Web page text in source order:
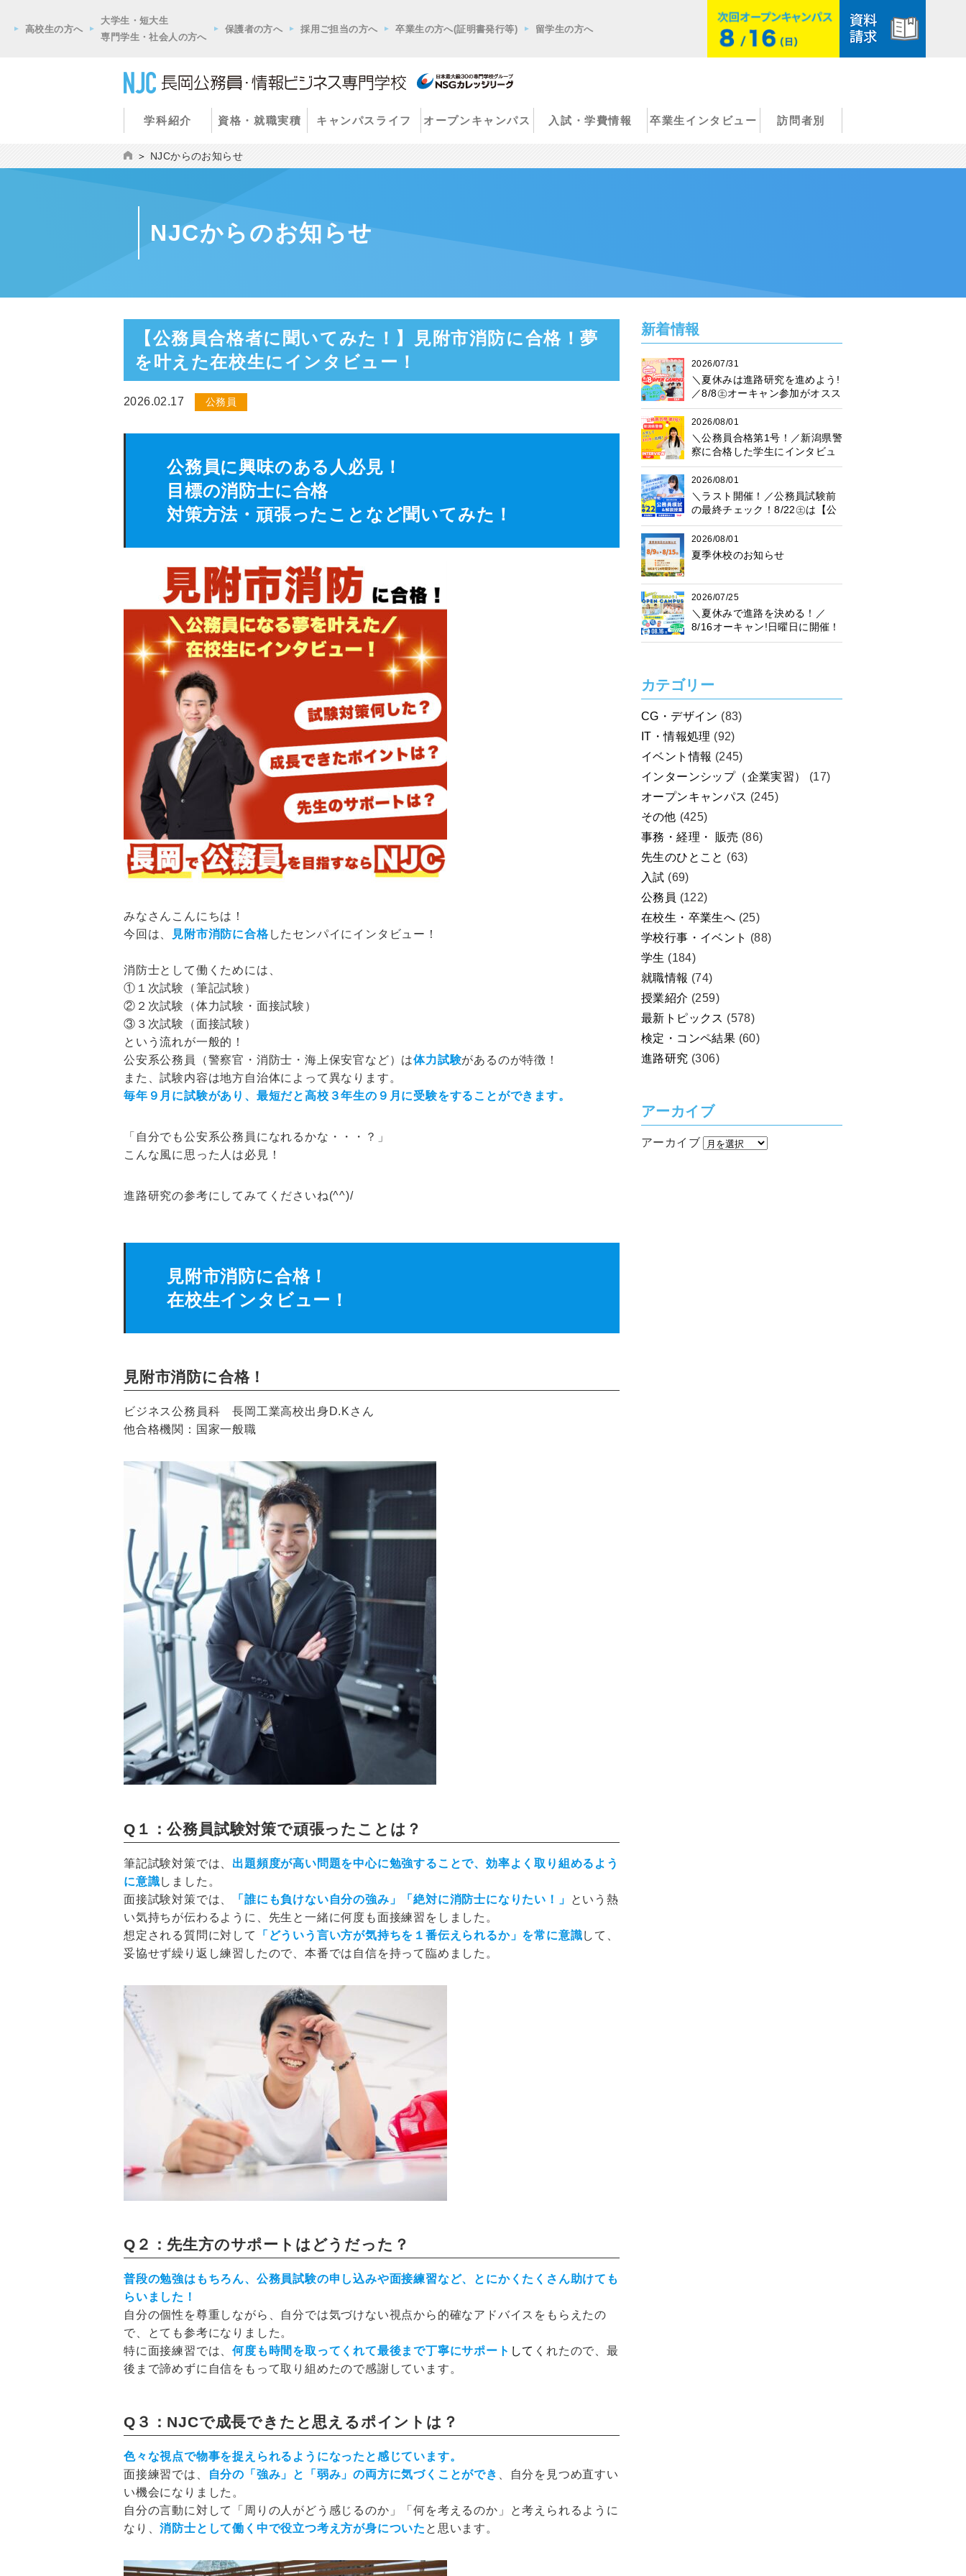
高校生の方へ
大学生・短大生
専門学生・社会人の方へ
保護者の方へ 採用ご担当の方へ 卒業生の方へ(証明書発行等) 留学生の方へ
学科紹介 資格・就職実積 キャンパスライフ オープンキャンパス 入試・学費情報 卒業生インタビュー 訪問者別
NJCからのお知らせ
NJCからのお知らせ
【公務員合格者に聞いてみた！】見附市消防に合格！夢
を叶えた在校生にインタビュー！
2026.02.17 公務員
公務員に興味のある人必見！
目標の消防士に合格
対策方法・頑張ったことなど聞いてみた！
みなさんこんにちは！
今回は、
見附市消防に合格したセンパイにインタビュー！
消防士として働くためには、
①１次試験（筆記試験）
②２次試験（体力試験・面接試験）
③３次試験（面接試験）
という流れが一般的！
公安系公務員（警察官・消防士・海上保安官など）は体力試験があるのが特徴！
また、試験内容は地方自治体によって異なります。
毎年９月に試験があり、最短だと高校３年生の９月に受験をすることができます。
「自分でも公安系公務員になれるかな・・・？」
こんな風に思った人は必見！
進路研究の参考にしてみてくださいね(^^)/
見附市消防に合格！
在校生インタビュー！
見附市消防に合格！
ビジネス公務員科 長岡工業高校出身D.Kさん
他合格機関：国家一般職
Q１：公務員試験対策で頑張ったことは？
筆記試験対策では、 出題頻度が高い問題を中心に勉強することで、効率よく取り組めるよう
に意識しました。
面接試験対策では、
「誰にも負けない自分の強み」「絶対に消防士になりたい！」
という熱
い気持ちが伝わるように、先生と一緒に何度も面接練習をしました。
想定される質問に対して
「どういう言い方が気持ちを１番伝えられるか」を常に意識して、
妥協せず繰り返し練習したので、本番では自信を持って臨めました。
Q２：先生方のサポートはどうだった？
普段の勉強はもちろん、公務員試験の申し込みや面接練習など、とにかくたくさん助けても
らいました！
自分の個性を尊重しながら、自分では気づけない視点から的確なアドバイスをもらえたの
で、とても参考になりました。
特に面接練習では、何度も時間を取ってくれて最後まで丁寧にサポート して くれたので、最
後まで諦めずに自信をもって取り組めたので感謝しています。
Q３：NJCで成長できたと思えるポイントは？
色々な視点で物事を捉えられるようになったと感じています。
面接練習では、
自分の「強み」と「弱み」の両方に気づくことができ
、自分を見つめ直すい
い機会になりました。
自分の言動に対して「周りの人がどう感じるのか」「何を考えるのか」と考えられるように
なり、消防士として働く中で役立つ考え方が身についた と思います。
新着情報
2026/07/31
＼夏休みは進路研究を進めよう!
／8/8㊏オーキャン参加がオスス
メ♪プレゼント抽選会も開催中！
2026/08/01
＼公務員合格第1号！／新潟県警
察に合格した学生にインタビュ
ー！
2026/08/01
＼ラスト開催！／公務員試験前
の最終チェック！8/22㊏は【公
務員模試】に参加しよう♪
2026/08/01
夏季休校のお知らせ
2026/07/25
＼夏休みで進路を決める！／
8/16オーキャン!日曜日に開催！
プレゼント抽選会も♪楽しく進路
カテゴリー
CG・デザイン (83)
IT・情報処理 (92)
イベント情報 (245)
インターンシップ（企業実習）
(17)
オープンキャンパス (245)
その他 (425)
事務・経理・ 販売 (86)
先生のひとこと (63)
入試 (69)
公務員 (122)
在校生・卒業生へ (25)
学校行事・イベント (88)
学生 (184)
就職情報 (74)
授業紹介 (259)
最新トピックス (578)
検定・コンペ結果 (60)
進路研究 (306)
アーカイブ
アーカイブ